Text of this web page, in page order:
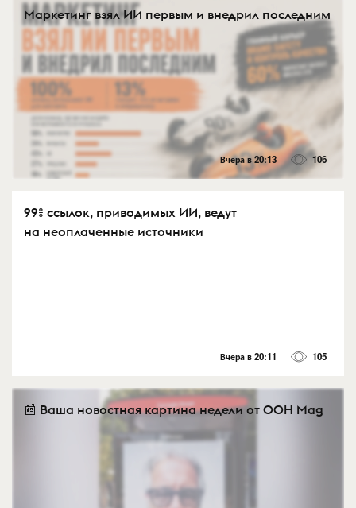
Маркетинг взял ИИ первым и внедрил последним
Вчера в 20:13 106
99% ссылок, приводимых ИИ, ведут
на неоплаченные источники
Вчера в 20:11 105
📰 Ваша новостная картина недели от OOH Mag